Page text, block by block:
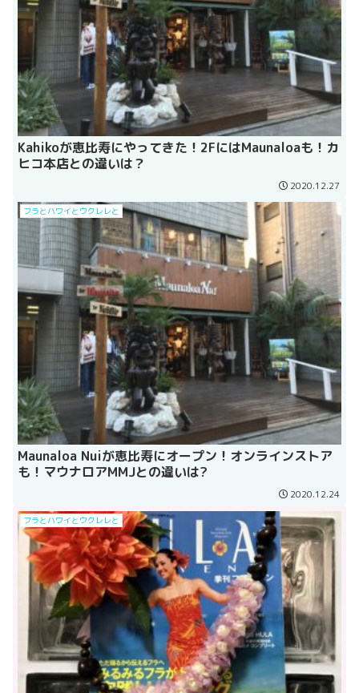
Kahikoが恵比寿にやってきた！2FにはMaunaloaも！カ
ヒコ本店との違いは？
2020.12.27
フラとハワイとウクレレと
Maunaloa Nuiが恵比寿にオープン！オンラインストア
も！マウナロアMMJとの違いは?
2020.12.24
フラとハワイとウクレレと